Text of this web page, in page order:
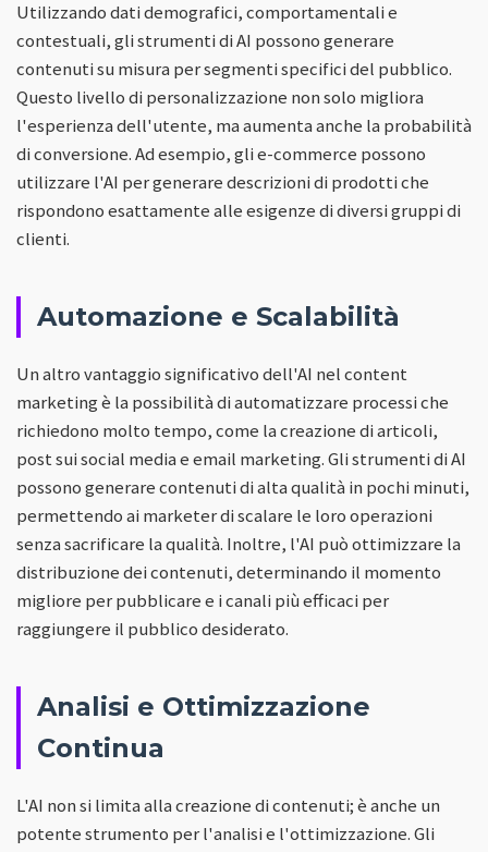
Utilizzando dati demografici, comportamentali e
contestuali, gli strumenti di AI possono generare
contenuti su misura per segmenti specifici del pubblico.
Questo livello di personalizzazione non solo migliora
l'esperienza dell'utente, ma aumenta anche la probabilità
di conversione. Ad esempio, gli e-commerce possono
utilizzare l'AI per generare descrizioni di prodotti che
rispondono esattamente alle esigenze di diversi gruppi di
clienti.
Automazione e Scalabilità
Un altro vantaggio significativo dell'AI nel content
marketing è la possibilità di automatizzare processi che
richiedono molto tempo, come la creazione di articoli,
post sui social media e email marketing. Gli strumenti di AI
possono generare contenuti di alta qualità in pochi minuti,
permettendo ai marketer di scalare le loro operazioni
senza sacrificare la qualità. Inoltre, l'AI può ottimizzare la
distribuzione dei contenuti, determinando il momento
migliore per pubblicare e i canali più efficaci per
raggiungere il pubblico desiderato.
Analisi e Ottimizzazione
Continua
L'AI non si limita alla creazione di contenuti; è anche un
potente strumento per l'analisi e l'ottimizzazione. Gli